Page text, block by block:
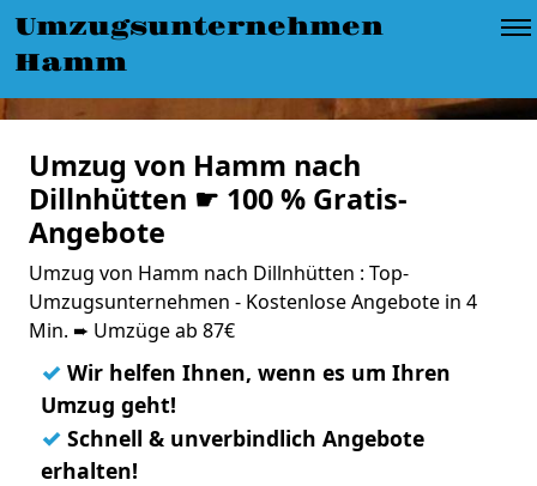
Umzugsunternehmen
Hamm
Umzug von Hamm nach
Dillnhütten ☛ 100 % Gratis-
Angebote
Umzug von Hamm nach Dillnhütten : Top-
Umzugsunternehmen - Kostenlose Angebote in 4
Min. ➨ Umzüge ab 87€
✓ Wir helfen Ihnen, wenn es um Ihren
Umzug geht!
✓ Schnell & unverbindlich Angebote
erhalten!